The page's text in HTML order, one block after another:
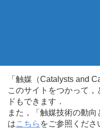
「触媒（Catalysts and
このサイトをつかって
ドもできます．
また，「触媒技術の動
はこちら をご参照くださ